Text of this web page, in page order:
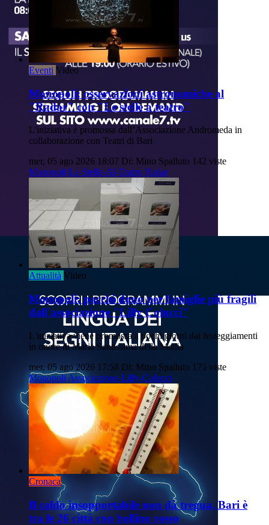
Eventi Video
Monopoli: osservazioni astronomiche al
"Radar" con "Le stelle a teatro"
L'iniziativa è promossa dall’Associazione Andromeda in
collaborazione con Teatri di Bari
mer, 05 ago 2026 18:07 Di: Mino Spalluto 142 viste
Monopoli Le-Stelle-Al-Teatro Radar
Attualità Video
Monopoli: pacchi dono per famiglie più fragili
dall'associazione "Lilly Colucci"
L'iniziativa viene promossa a pochi giorni dai festeggiamenti
in onore di Maria Santissima della Madia
mer, 05 ago 2026 17:58 Di: Mino Spalluto 175 viste
MonopoliAssociazione-Lilly-Colucci
Cronaca
Il caldo insopportabile non dà tregua, Bari è
tra le 26 città con bollino rosso